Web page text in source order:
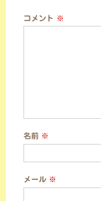
コメント ※
名前 ※
メール ※